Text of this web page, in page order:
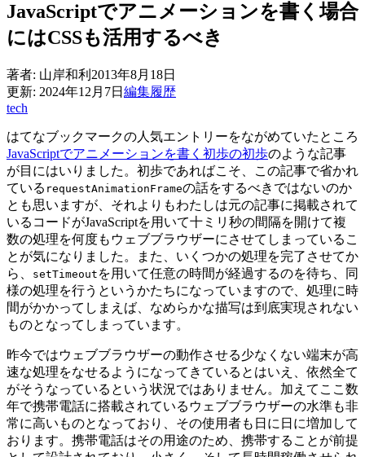
JavaScriptでアニメーションを書く場合
にはCSSも活用するべき
著者: 山岸和利 2013年8月18日
更新: 2024年12月7日 編集履歴
tech
はてなブックマークの人気エントリーをながめていたところ
JavaScriptでアニメーションを書く初歩の初歩のような記事
が目にはいりました。初歩であればこそ、この記事で省かれ
ている requestAnimationFrameの話をするべきではないのか
とも思いますが、それよりもわたしは元の記事に掲載されて
いるコードがJavaScriptを用いて十ミリ秒の間隔を開けて複
数の処理を何度もウェブブラウザーにさせてしまっているこ
とが気になりました。また、いくつかの処理を完了させてか
ら、
setTimeout を用いて任意の時間が経過するのを待ち、同
様の処理を行うというかたちになっていますので、処理に時
間がかかってしまえば、なめらかな描写は到底実現されない
ものとなってしまっています。
昨今ではウェブブラウザーの動作させる少なくない端末が高
速な処理をなせるようになってきているとはいえ、依然全て
がそうなっているという状況ではありません。加えてここ数
年で携帯電話に搭載されているウェブブラウザーの水準も非
常に高いものとなっており、その使用者も日に日に増加して
おります。携帯電話はその用途のため、携帯することが前提